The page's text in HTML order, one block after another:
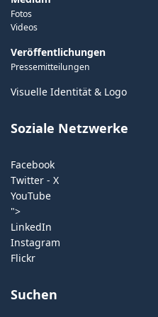
Fotos
Videos
Veröffentlichungen
Pressemitteilungen
Visuelle Identität & Logo
Soziale Netzwerke
Facebook
Twitter - X
YouTube
">
LinkedIn
Instagram
Flickr
Suchen